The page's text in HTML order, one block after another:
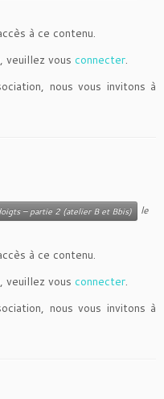
à ce contenu.
veuillez vous connecter.
nous vous invitons à
– partie 2 (atelier B et Bbis)
le
à ce contenu.
veuillez vous connecter.
nous vous invitons à